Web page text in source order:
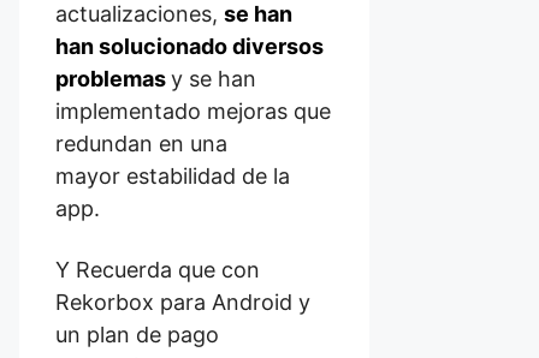
actualizaciones, se han
hansolucionado diversos
problemasy se han
implementado mejoras que
redundan en una
mayor estabilidad de la
app.
Y Recuerda que con
Rekorbox para Android y
un plan de pago